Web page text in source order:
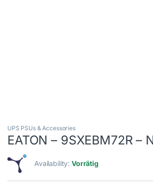
UPS PSUs & Accessories
EATON – 9SXEBM72R –
Availability:Vorrätig